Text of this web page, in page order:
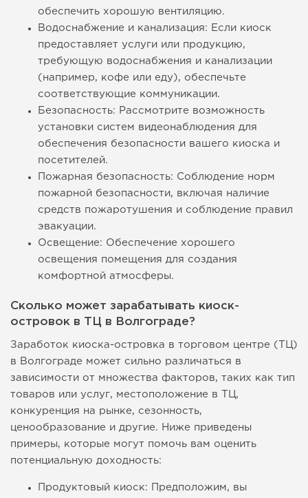
обеспечить хорошую вентиляцию.
Водоснабжение и канализация: Если киоск
предоставляет услуги или продукцию,
требующую водоснабжения и канализации
(например, кофе или еду), обеспечьте
соответствующие коммуникации.
Безопасность: Рассмотрите возможность
установки систем видеонаблюдения для
обеспечения безопасности вашего киоска и
посетителей.
Пожарная безопасность: Соблюдение норм
пожарной безопасности, включая наличие
средств пожаротушения и соблюдение правил
эвакуации.
Освещение: Обеспечение хорошего
освещения помещения для создания
комфортной атмосферы.
Сколько может зарабатывать киоск-
островок в ТЦ в Волгограде?
Заработок киоска-островка в торговом центре (ТЦ)
в Волгограде может сильно различаться в
зависимости от множества факторов, таких как тип
товаров или услуг, местоположение в ТЦ,
конкуренция на рынке, сезонность,
ценообразование и другие. Ниже приведены
примеры, которые могут помочь вам оценить
потенциальную доходность:
Продуктовый киоск: Предположим, вы